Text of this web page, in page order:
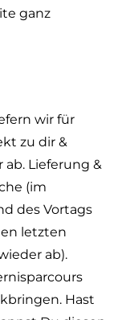
ganz
wir für
zu dir &
Lieferung &
(im
des Vortags
letzten
ab).
Hast